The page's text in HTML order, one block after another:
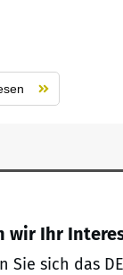
wir Ihr
Sie sich das